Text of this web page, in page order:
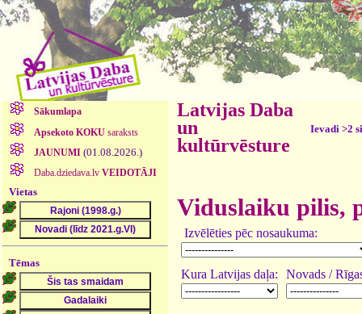
Sākumlapa
Apsekoto KOKUsaraksts
JAUNUMI (01.08.2026.)
Daba.dziedava.lv VEIDOTĀJI
Vietas
Tēmas
Latvijas Daba
un
kultūrvēsture
Ievadi >2
Viduslaiku pilis,
Izvēlēties pēc nosaukuma:
Kura Latvijas daļa: Novads /